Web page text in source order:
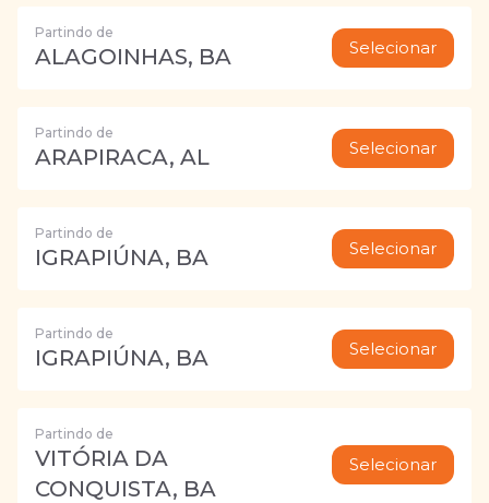
Partindo de
ALAGOINHAS, BA Selecionar
Partindo de
ARAPIRACA, AL Selecionar
Partindo de
IGRAPIÚNA, BA Selecionar
Partindo de
IGRAPIÚNA, BA Selecionar
Partindo de
VITÓRIA DA
CONQUISTA, BA
Selecionar